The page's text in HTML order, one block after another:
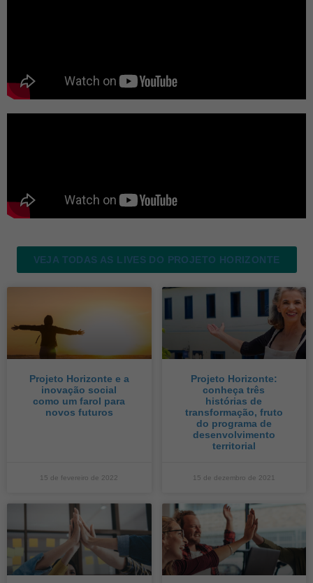
VEJA TODAS AS LIVES DO PROJETO HORIZONTE
Projeto Horizonte e a
inovação social
como um farol para
novos futuros
15 de fevereiro de 2022
Projeto Horizonte:
conheça três
histórias de
transformação, fruto
do programa de
desenvolvimento
territorial
15 de dezembro de 2021